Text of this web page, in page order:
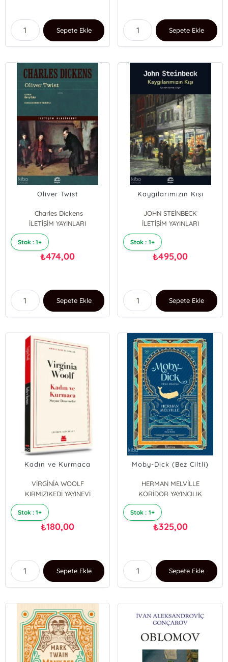
Sepete Ekle Sepete Ekle
Oliver Twist
Charles Dickens
İLETİŞİM YAYINLARI
Stok : 1+
₺474,00
Sepete Ekle
Kaygılarımızın Kışı
JOHN STEİNBECK
İLETİŞİM YAYINLARI
Stok : 1+
₺495,00
Sepete Ekle
Kadın ve Kurmaca
VİRGİNİA WOOLF
KIRMIZIKEDİ YAYINEVİ
Stok : 1+
₺180,00
Sepete Ekle
Moby-Dick (Bez Ciltli)
HERMAN MELVİLLE
KORİDOR YAYINCILIK
Stok : 1+
₺325,00
Sepete Ekle